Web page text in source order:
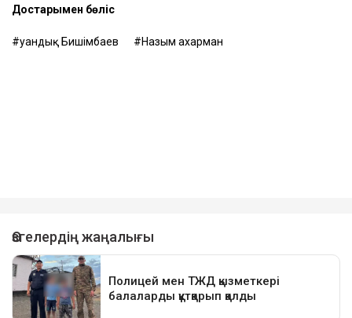
Достарыңмен бөліс
Қуандық Бишімбаев Назым Қахарман